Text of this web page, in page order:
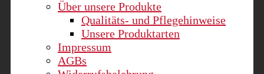
Über unsere Produkte
Qualitäts- und Pflegehinweise
Unsere Produktarten
Impressum
AGBs